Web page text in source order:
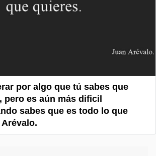
por algo que tú sabes que
pero es aún más dificil
sabes que es todo lo que